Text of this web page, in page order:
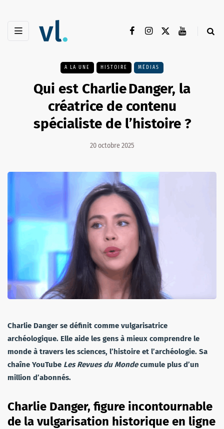
A LA UNE HISTOIRE MÉDIAS
Qui est Charlie Danger, la
créatrice de contenu
spécialiste de l’histoire ?
20 octobre 2025
Charlie Danger se définit comme vulgarisatrice
archéologique. Elle aide les gens à mieux comprendre le
monde à travers les sciences, l’histoire et l’archéologie. Sa
chaîne YouTube Les Revues du Mondecumule plus d’un
million d’abonnés.
Charlie Danger, figure incontournable
de la vulgarisation historique en ligne